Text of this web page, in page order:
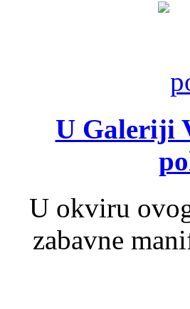
U Galeriji
U okviru
zabavne